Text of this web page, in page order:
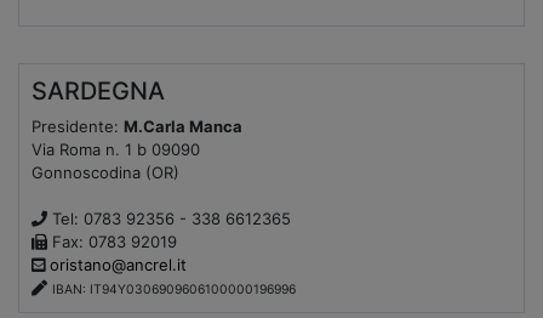
SARDEGNA
Presidente: M.Carla Manca
Via Roma n. 1 b 09090
Gonnoscodina (OR)
Tel: 0783 92356 - 338 6612365
Fax: 0783 92019
oristano@ancrel.it
IBAN: IT94Y0306909606100000196996